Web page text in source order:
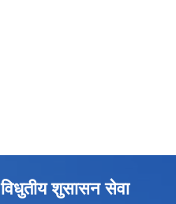
विधुतीय शुसासन सेवा